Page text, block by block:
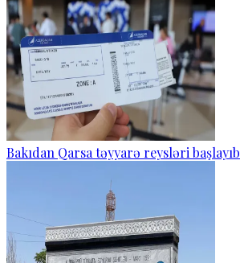
Bakıdan Qarsa təyyarə reysləri başlayıb